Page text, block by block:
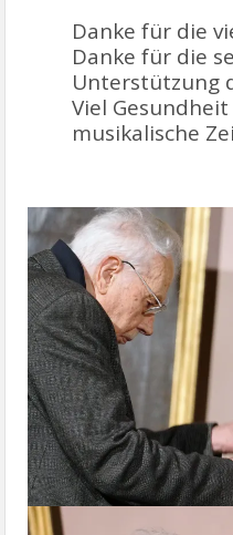
Danke für die
Danke für die
Unterstützung
Viel
musikalische